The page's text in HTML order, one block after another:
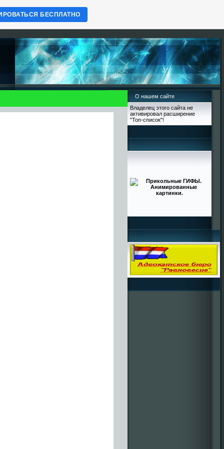
О нашем сайте
Владелец этого сайта не
активировал расширение
"Топ-список"!
БЕСПЛАТНО